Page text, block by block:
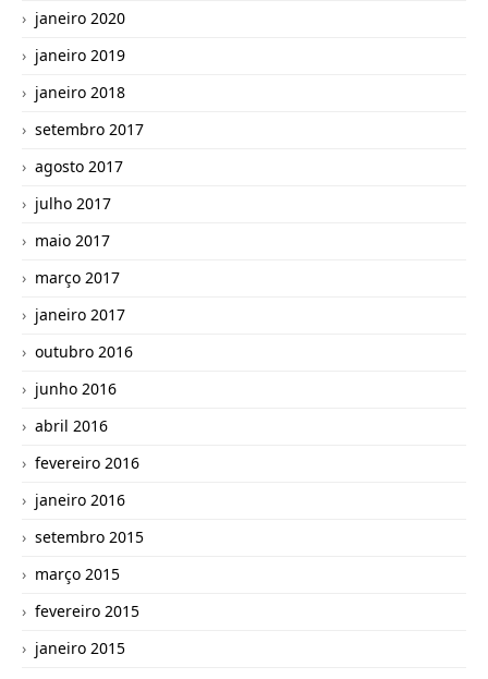
janeiro 2020
janeiro 2019
janeiro 2018
setembro 2017
agosto 2017
julho 2017
maio 2017
março 2017
janeiro 2017
outubro 2016
junho 2016
abril 2016
fevereiro 2016
janeiro 2016
setembro 2015
março 2015
fevereiro 2015
janeiro 2015